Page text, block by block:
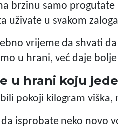
brzinu samo
uživate u svakom
vrijeme da shvati
u hrani, već daje
u hrani koju
pokoji kilogram
isprobate neko novo